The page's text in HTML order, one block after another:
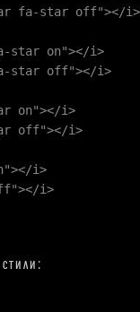
off"></i>
on"></i>
off"></i>
i>
i>
i>
i>